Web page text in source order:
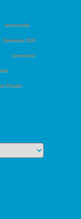
misericordia
Quaresima 2020
conversione
Rosario